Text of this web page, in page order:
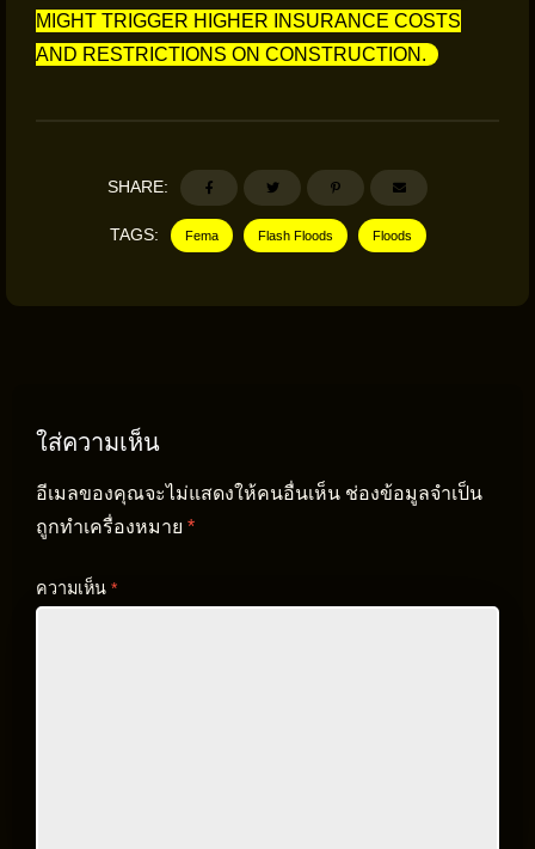
MIGHT TRIGGER HIGHER INSURANCE COSTS
AND RESTRICTIONS ON CONSTRUCTION.
SHARE:
TAGS: Fema Flash Floods Floods
ใส่ความเห็น
อีเมลของคุณจะไม่แสดงให้คนอื่นเห็น ช่องข้อมูลจำเป็น
ถูกทำเครื่องหมาย *
ความเห็น *